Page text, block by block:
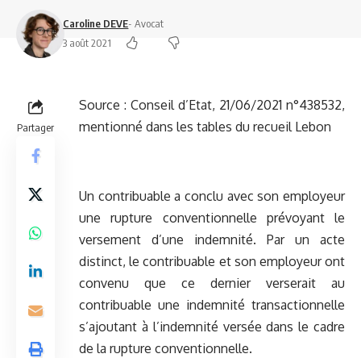
Caroline DEVE- Avocat
3 août 2021
Partager
Source : Conseil d’Etat, 21/06/2021 n°438532,
mentionné dans les tables du recueil Lebon
Un contribuable a conclu avec son employeur
une rupture conventionnelle prévoyant le
versement d’une indemnité. Par un acte
distinct, le contribuable et son employeur ont
convenu que ce dernier verserait au
contribuable une indemnité transactionnelle
s’ajoutant à l’indemnité versée dans le cadre
de la rupture conventionnelle.